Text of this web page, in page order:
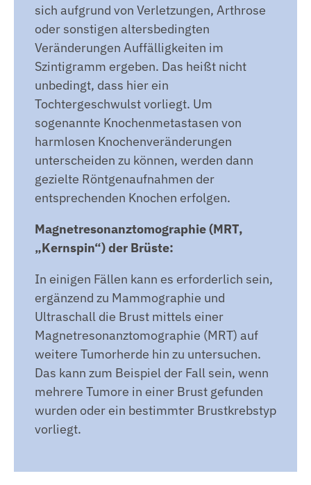
sich aufgrund von Verletzungen, Arthrose
oder sonstigen altersbedingten
Veränderungen Auffälligkeiten im
Szintigramm ergeben. Das heißt nicht
unbedingt, dass hier ein
Tochtergeschwulst vorliegt. Um
sogenannte Knochenmetastasen von
harmlosen Knochenveränderungen
unterscheiden zu können, werden dann
gezielte Röntgenaufnahmen der
entsprechenden Knochen erfolgen.
Magnetresonanztomographie (MRT,
„Kernspin“) der Brüste:
In einigen Fällen kann es erforderlich sein,
ergänzend zu Mammographie und
Ultraschall die Brust mittels einer
Magnetresonanztomographie (MRT) auf
weitere Tumorherde hin zu untersuchen.
Das kann zum Beispiel der Fall sein, wenn
mehrere Tumore in einer Brust gefunden
wurden oder ein bestimmter Brustkrebstyp
vorliegt.